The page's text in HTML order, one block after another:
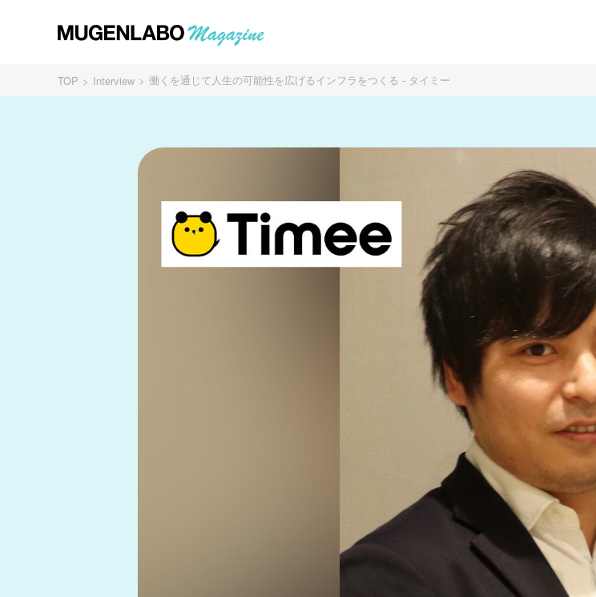
TOP Interview 働くを通じて人生の可能性を広げるインフラをつくる - タイミー